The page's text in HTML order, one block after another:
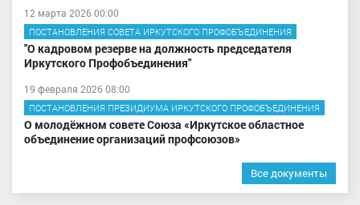
12 марта 2026 00:00
ПОСТАНОВЛЕНИЯ СОВЕТА ИРКУТСКОГО ПРОФОБЪЕДИНЕНИЯ
"О кадровом резерве на должность председателя
Иркутского Профобъединения"
19 февраля 2026 08:00
ПОСТАНОВЛЕНИЯ ПРЕЗИДИУМА ИРКУТСКОГО ПРОФОБЪЕДИНЕНИЯ
О молодёжном совете Союза «Иркутское областное
объединение организаций профсоюзов»
Все документы